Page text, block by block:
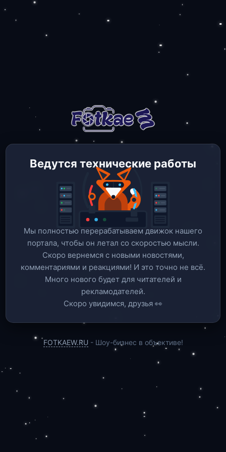
Ведутся технические работы
Мы полностью перерабатываем движок нашего
портала, чтобы он летал со скоростью мысли.
Скоро вернемся c новыми новостями,
комментариями и реакциями! И это точно не всё.
Много нового будет для читателей и
рекламодателей.
Скоро увидимся, друзья 👀
FOTKAEW.RU - Шоу-бизнес в объективе!